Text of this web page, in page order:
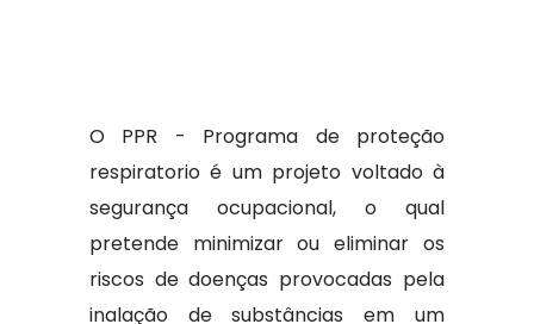
O PPR - Programa de proteção
respiratorio é um projeto voltado à
segurança ocupacional, o qual
pretende minimizar ou eliminar os
riscos de doenças provocadas pela
inalação de substâncias em um